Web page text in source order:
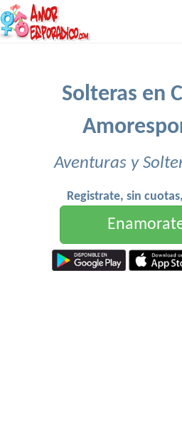
Solteras en
Aventuras y
Registrate, sin